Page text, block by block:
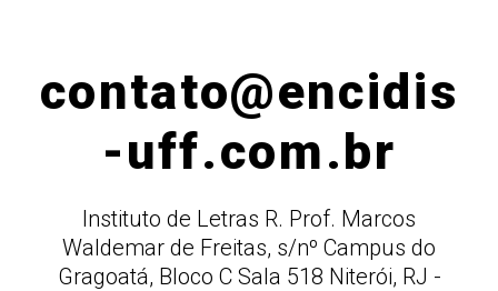
contato@encidis
-uff.com.br
Instituto de Letras R. Prof. Marcos
Waldemar de Freitas, s/nº Campus do
Gragoatá, Bloco C Sala 518 Niterói, RJ -